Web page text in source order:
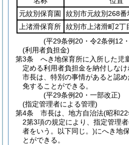
元紋別保育園
紋別市元紋別268番
上渚滑保育所
紋別市上渚滑町2丁
(平29条例20・令2条例12
(利用者負担金)
第3条
へき地保育所に入所した児
定める利用者負担金を納付しなけ
市長は、特別の事情があると認
免することができる。
(平29条例20・一部改正)
(指定管理者による管理)
第4条
市長は、地方自治法(昭和
2第3項の規定により、指定管理者
者をいう。以下同じ。)にへき地
とができる。